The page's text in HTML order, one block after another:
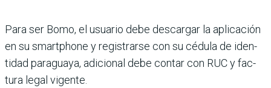
Para ser Bomo, el usuario debe descargar la aplicación
en su smartphone y regis­trarse con su cédula de iden­
tidad paraguaya, adicional debe contar con RUC y fac­
tura legal vigente.